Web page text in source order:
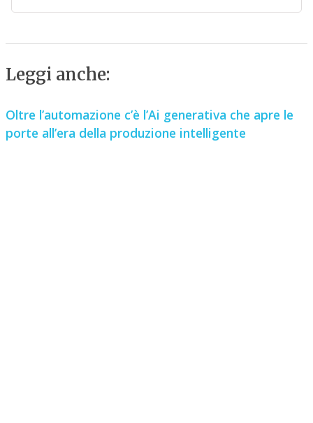
Leggi anche:
Oltre l’automazione c’è l’Ai generativa che apre le
porte all’era della produzione intelligente